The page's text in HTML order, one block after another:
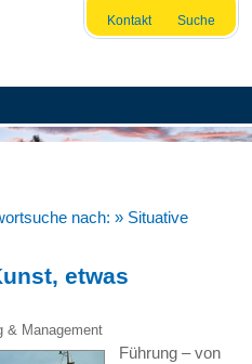
Kontakt Suche
nach: » Situative
etwas
& Management
Führung – von